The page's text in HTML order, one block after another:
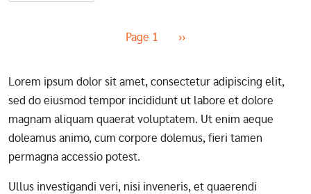
Page 1 Next page
››
Lorem ipsum dolor sit amet, consectetur adipiscing elit,
sed do eiusmod tempor incididunt ut labore et dolore
magnam aliquam quaerat voluptatem. Ut enim aeque
doleamus animo, cum corpore dolemus, fieri tamen
permagna accessio potest.
Ullus investigandi veri, nisi inveneris, et quaerendi